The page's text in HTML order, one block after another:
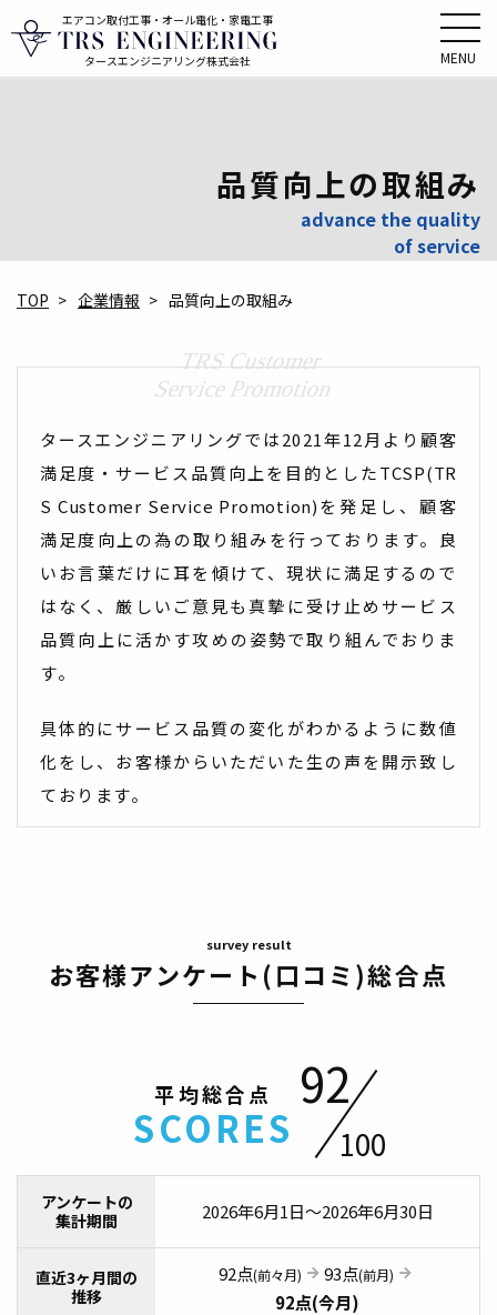
エアコン取付工事・オール電化・家電工事
タースエンジニアリング株式会社 MENU
品質向上の取組み
advance the quality
of service
TOP 企業情報 品質向上の取組み
TRS Customer
Service Promotion
タースエンジニアリングでは2021年12月より顧客
満足度・サービス品質向上を目的としたTCSP(TR
S Customer Service Promotion)を発足し、顧客
満足度向上の為の取り組みを行っております。良
いお言葉だけに耳を傾けて、現状に満足するので
はなく、厳しいご意見も真摯に受け止めサービス
品質向上に活かす攻めの姿勢で取り組んでおりま
す。
具体的にサービス品質の変化がわかるように数値
化をし、お客様からいただいた生の声を開示致し
ております。
お客様アンケート(口コミ)総合点
平均総合点
SCORES
92
100
アンケートの
集計期間
2026年6月1日～2026年6月30日
直近3ヶ月間の
推移
92点(前々月) 93点(前月)
92点(今月)